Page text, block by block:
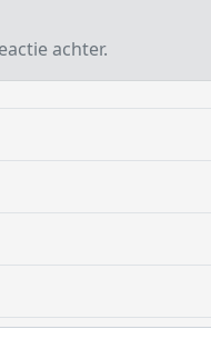
achter.